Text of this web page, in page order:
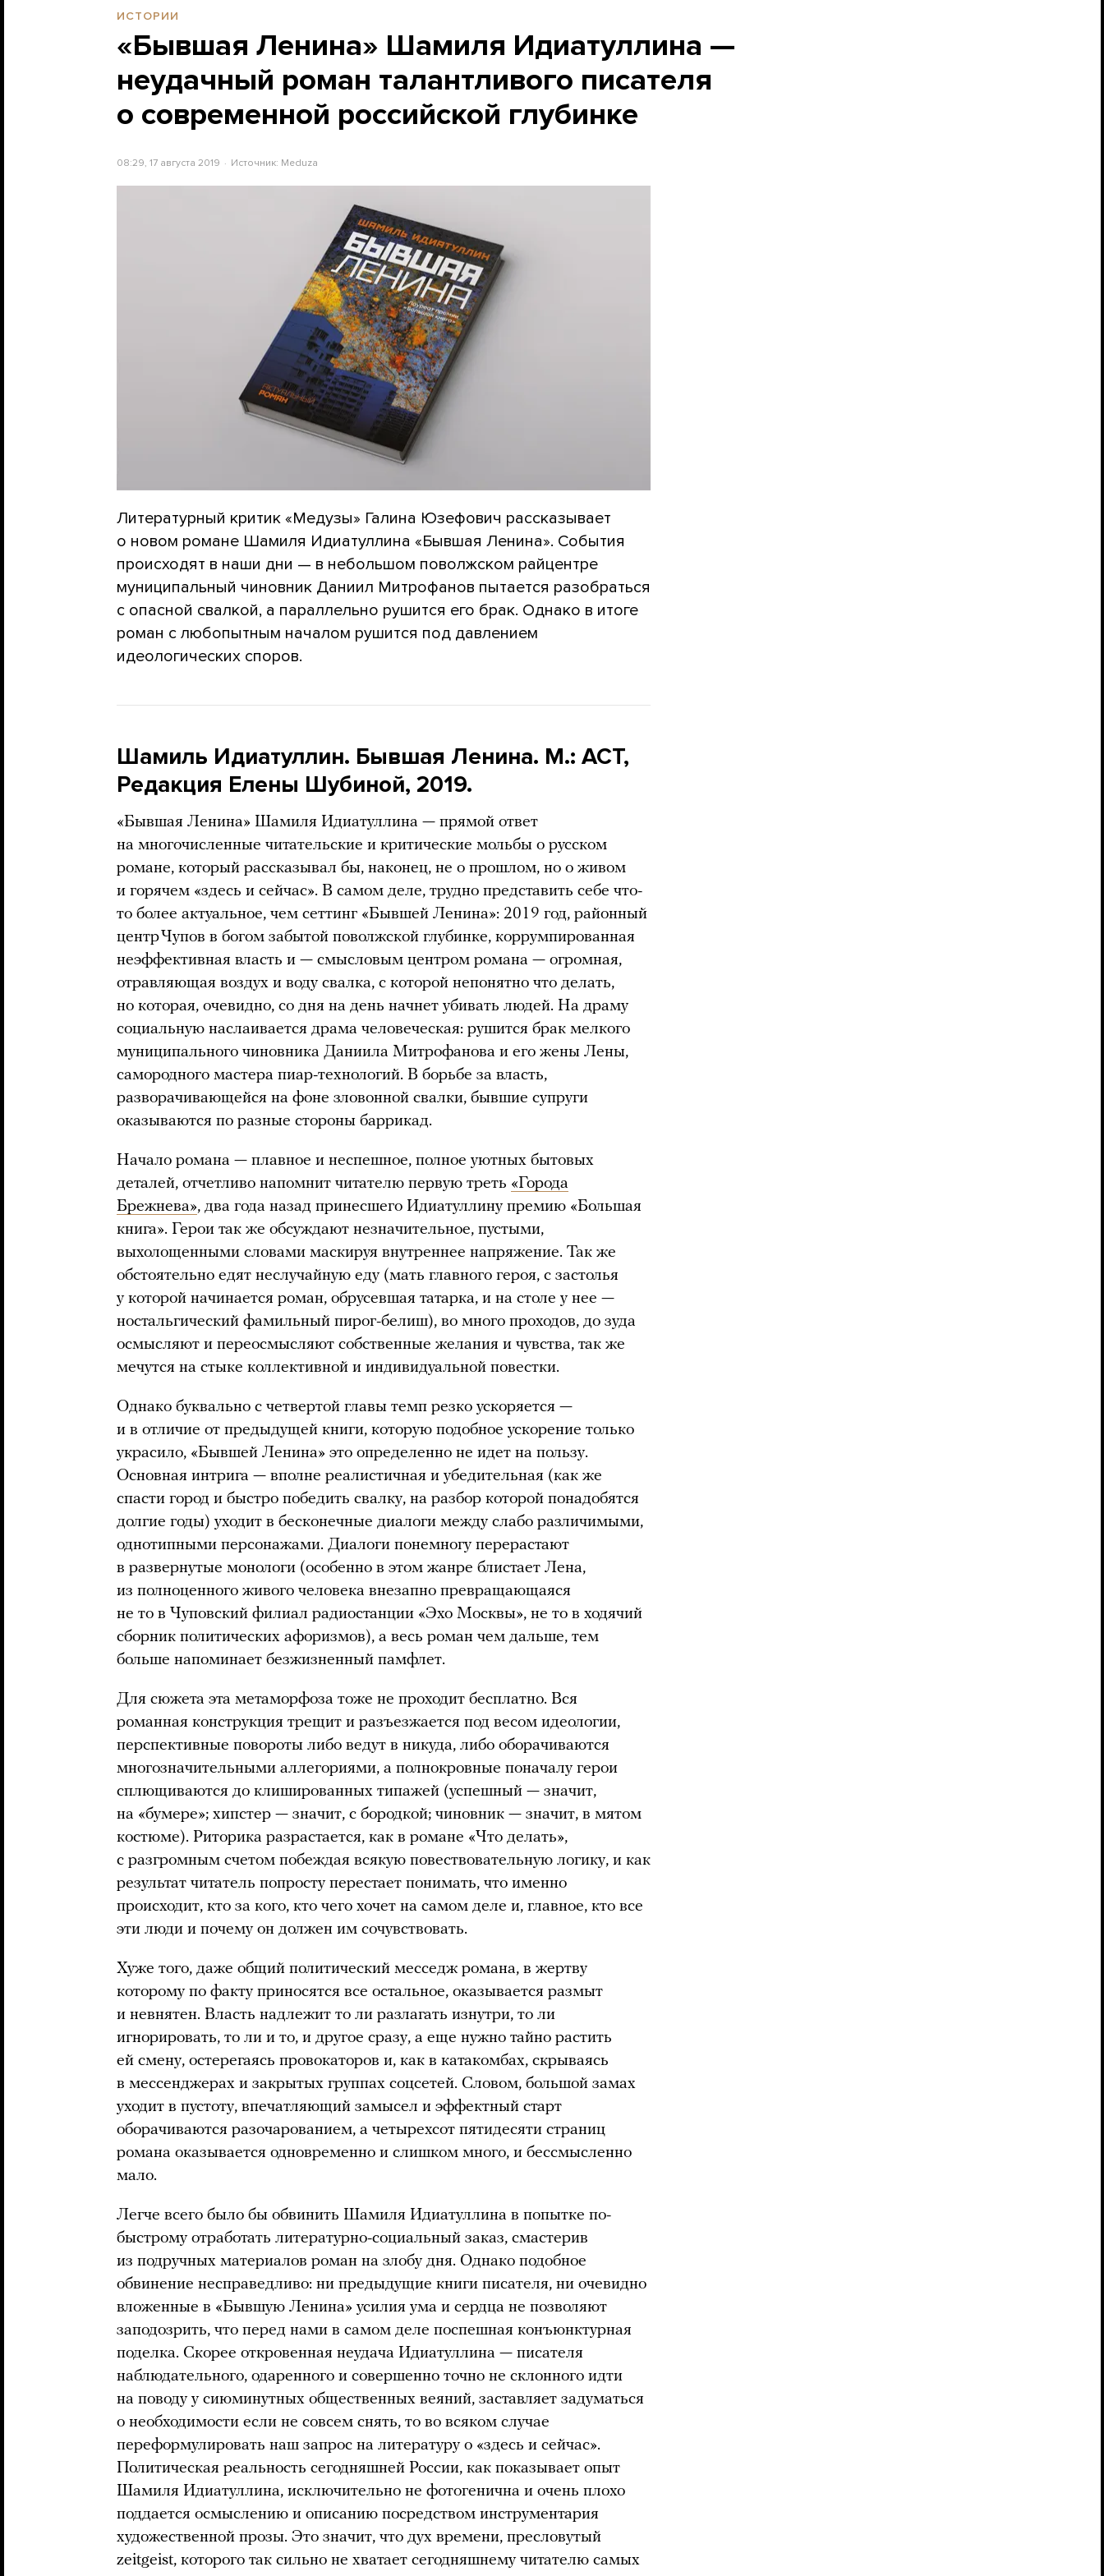
ИСТОРИИ
«Бывшая Ленина» Шамиля Идиатуллина —
неудачный роман талантливого писателя
о современной российской глубинке
08:29, 17 августа 2019 Источник: Meduza
Литературный критик «Медузы» Галина Юзефович рассказывает
о новом романе Шамиля Идиатуллина «Бывшая Ленина». События
происходят в наши дни — в небольшом поволжском райцентре
муниципальный чиновник Даниил Митрофанов пытается разобраться
с опасной свалкой, а параллельно рушится его брак. Однако в итоге
роман с любопытным началом рушится под давлением
идеологических споров.
Шамиль Идиатуллин. Бывшая Ленина. М.: АСТ,
Редакция Елены Шубиной, 2019.
«Бывшая Ленина» Шамиля Идиатуллина — прямой ответ
на многочисленные читательские и критические мольбы о русском
романе, который рассказывал бы, наконец, не о прошлом, но о живом
и горячем «здесь и сейчас». В самом деле, трудно представить себе что-
то более актуальное, чем сеттинг «Бывшей Ленина»: 2019 год, районный
центр Чупов в богом забытой поволжской глубинке, коррумпированная
неэффективная власть и — смысловым центром романа — огромная,
отравляющая воздух и воду свалка, с которой непонятно что делать,
но которая, очевидно, со дня на день начнет убивать людей. На драму
социальную наслаивается драма человеческая: рушится брак мелкого
муниципального чиновника Даниила Митрофанова и его жены Лены,
самородного мастера пиар-технологий. В борьбе за власть,
разворачивающейся на фоне зловонной свалки, бывшие супруги
оказываются по разные стороны баррикад.
Начало романа — плавное и неспешное, полное уютных бытовых
деталей, отчетливо напомнит читателю первую треть «Города
Брежнева», два года назад принесшего Идиатуллину премию «Большая
книга». Герои так же обсуждают незначительное, пустыми,
выхолощенными словами маскируя внутреннее напряжение. Так же
обстоятельно едят неслучайную еду (мать главного героя, с застолья
у которой начинается роман, обрусевшая татарка, и на столе у нее —
ностальгический фамильный пирог-белиш), во много проходов, до зуда
осмысляют и переосмысляют собственные желания и чувства, так же
мечутся на стыке коллективной и индивидуальной повестки.
Однако буквально с четвертой главы темп резко ускоряется —
и в отличие от предыдущей книги, которую подобное ускорение только
украсило, «Бывшей Ленина» это определенно не идет на пользу.
Основная интрига — вполне реалистичная и убедительная (как же
спасти город и быстро победить свалку, на разбор которой понадобятся
долгие годы) уходит в бесконечные диалоги между слабо различимыми,
однотипными персонажами. Диалоги понемногу перерастают
в развернутые монологи (особенно в этом жанре блистает Лена,
из полноценного живого человека внезапно превращающаяся
не то в Чуповский филиал радиостанции «Эхо Москвы», не то в ходячий
сборник политических афоризмов), а весь роман чем дальше, тем
больше напоминает безжизненный памфлет.
Для сюжета эта метаморфоза тоже не проходит бесплатно. Вся
романная конструкция трещит и разъезжается под весом идеологии,
перспективные повороты либо ведут в никуда, либо оборачиваются
многозначительными аллегориями, а полнокровные поначалу герои
сплющиваются до клишированных типажей (успешный — значит,
на «бумере»; хипстер — значит, с бородкой; чиновник — значит, в мятом
костюме). Риторика разрастается, как в романе «Что делать»,
с разгромным счетом побеждая всякую повествовательную логику, и как
результат читатель попросту перестает понимать, что именно
происходит, кто за кого, кто чего хочет на самом деле и, главное, кто все
эти люди и почему он должен им сочувствовать.
Хуже того, даже общий политический месседж романа, в жертву
которому по факту приносятся все остальное, оказывается размыт
и невнятен. Власть надлежит то ли разлагать изнутри, то ли
игнорировать, то ли и то, и другое сразу, а еще нужно тайно растить
ей смену, остерегаясь провокаторов и, как в катакомбах, скрываясь
в мессенджерах и закрытых группах соцсетей. Словом, большой замах
уходит в пустоту, впечатляющий замысел и эффектный старт
оборачиваются разочарованием, а четырехсот пятидесяти страниц
романа оказывается одновременно и слишком много, и бессмысленно
мало.
Легче всего было бы обвинить Шамиля Идиатуллина в попытке по-
быстрому отработать литературно-социальный заказ, смастерив
из подручных материалов роман на злобу дня. Однако подобное
обвинение несправедливо: ни предыдущие книги писателя, ни очевидно
вложенные в «Бывшую Ленина» усилия ума и сердца не позволяют
заподозрить, что перед нами в самом деле поспешная конъюнктурная
поделка. Скорее откровенная неудача Идиатуллина — писателя
наблюдательного, одаренного и совершенно точно не склонного идти
на поводу у сиюминутных общественных веяний, заставляет задуматься
о необходимости если не совсем снять, то во всяком случае
переформулировать наш запрос на литературу о «здесь и сейчас».
Политическая реальность сегодняшней России, как показывает опыт
Шамиля Идиатуллина, исключительно не фотогенична и очень плохо
поддается осмыслению и описанию посредством инструментария
художественной прозы. Это значит, что дух времени, пресловутый
zeitgeist, которого так сильно не хватает сегодняшнему читателю самых